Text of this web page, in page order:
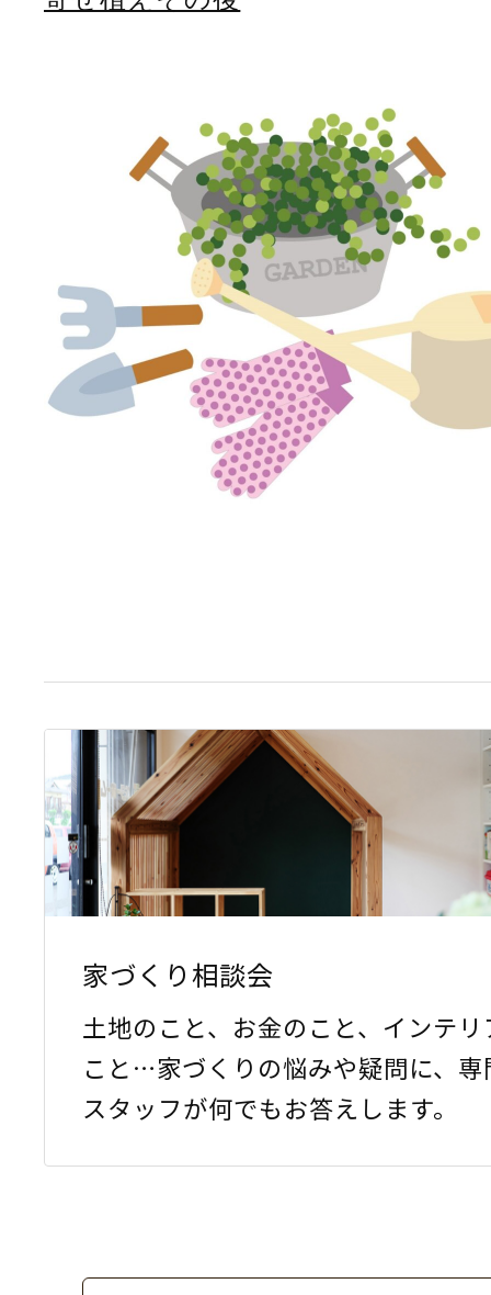
家づくり相談会
土地のこと、お金のこと、インテ
こと…家づくりの悩みや疑問に、専
スタッフが何でもお答えします。